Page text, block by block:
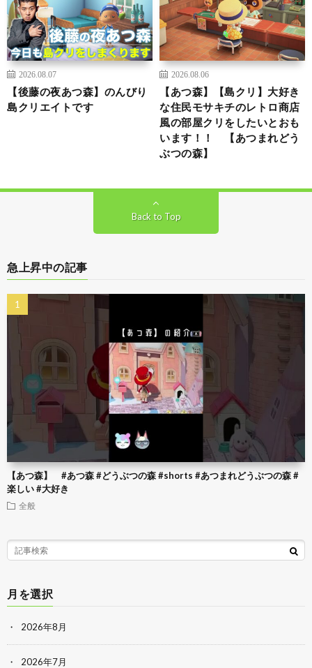
2026.08.07
【後藤の夜あつ森】のんびり
島クリエイトです
2026.08.06
【あつ森】【島クリ】大好き
な住民モサキチのレトロ商店
風の部屋クリをしたいとおも
います！！ 【あつまれどう
ぶつの森】
Back to Top
急上昇中の記事
【あつ森】 #あつ森 #どうぶつの森 #shorts #あつまれどうぶつの森 #
楽しい #大好き
全般
月を選択
2026年8月
2026年7月